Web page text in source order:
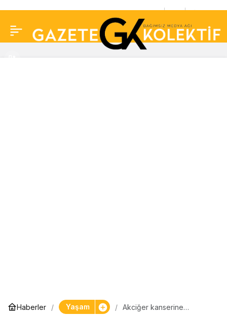
Haberler Yaşam
Akciğer kanserine
Kıvılcım ve Ömer